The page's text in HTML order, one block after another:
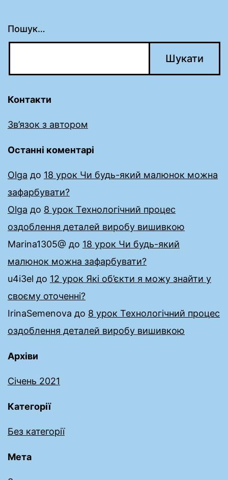
Пошук…
Контакти
Зв’язок з автором
Останні коментарі
Olga до 18 урок Чи будь-який малюнок можна
зафарбувати?
Olga до 8 урок Технологічний процес
оздоблення деталей виробу вишивкою
Marina1305@ до 18 урок Чи будь-який
малюнок можна зафарбувати?
u4i3el до 12 урок Які об’єкти я можу знайти у
своєму оточенні?
IrinaSemenova до 8 урок Технологічний процес
оздоблення деталей виробу вишивкою
Архіви
Січень 2021
Категорії
Без категорії
Мета